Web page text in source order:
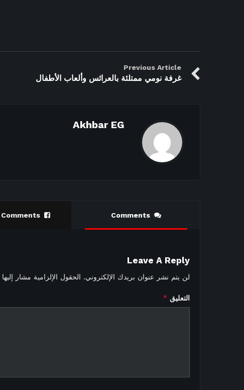
Previous Article
غرفة نومي ممتلئة بالعرائس وألعاب الأطفال
Akhbar EG
Comments
Leave A Reply
لن يتم نشر عنوان بريدك الإلكتروني. الحقول الإلزامية مشار إليها
التعليق *